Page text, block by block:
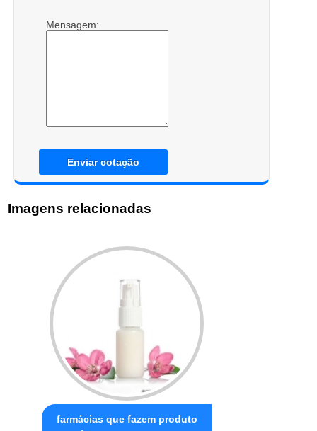
Mensagem:
Enviar cotação
Imagens relacionadas
farmácias que fazem produto